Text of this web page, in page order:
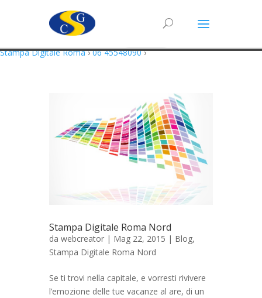
Stampa Digitale Roma›06 45548090›
Stampa Digitale Roma Nord
da webcreator | Mag 22, 2015 | Blog,
Stampa Digitale Roma Nord
Se ti trovi nella capitale, e vorresti rivivere
l’emozione delle tue vacanze al are, di un
Questo sito utilizza cookie in conformità alla policy e cookie che rientrano
nella responsabilità di terze parti. Proseguendo nella navigazione
acconsenti all’utilizzo di cookie.